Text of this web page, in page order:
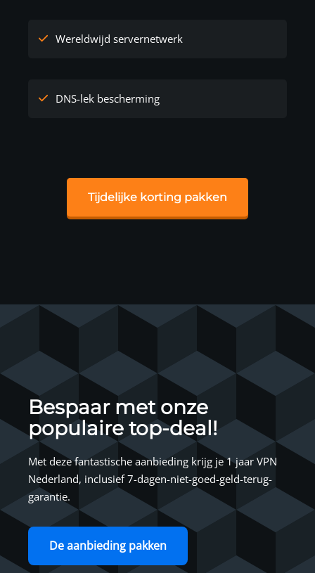
Wereldwijd servernetwerk
DNS-lek bescherming
Tijdelijke korting pakken
Bespaar met onze
populaire top-deal!
Met deze fantastische aanbieding krijg je 1 jaar VPN
Nederland, inclusief 7-dagen-niet-goed-geld-terug-
garantie.
De aanbieding pakken